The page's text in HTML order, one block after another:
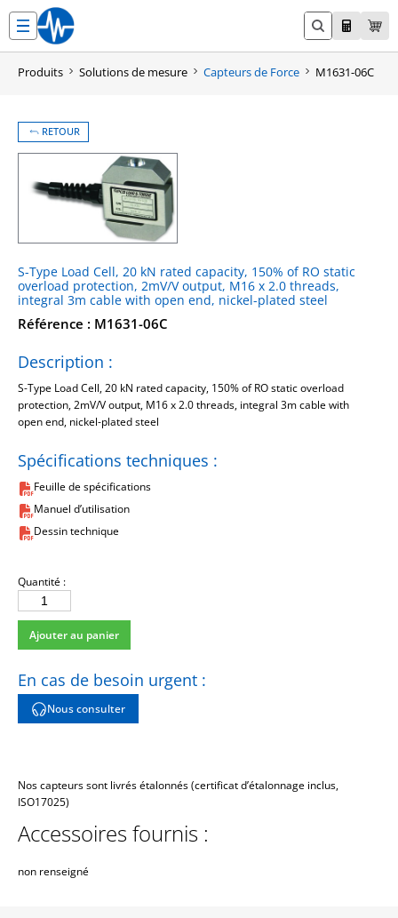
contenu
Produits Solutions de mesure Capteurs de Force M1631-06C
RETOUR
S-Type Load Cell, 20 kN rated capacity, 150% of RO static
overload protection, 2mV/V output, M16 x 2.0 threads,
integral 3m cable with open end, nickel-plated steel
Référence : M1631-06C
Spécifications techniques :
Feuille de spécifications
Manuel d’utilisation
Dessin technique
Description :
S-Type Load Cell, 20 kN rated capacity, 150% of RO static overload
protection, 2mV/V output, M16 x 2.0 threads, integral 3m cable with
open end, nickel-plated steel
Quantité :
quantité
de
M1631-
Ajouter au panier
En cas de besoin urgent :
Nous consulter
Nos capteurs sont livrés étalonnés (certificat d’étalonnage inclus,
ISO17025)
Accessoires fournis :
non renseigné